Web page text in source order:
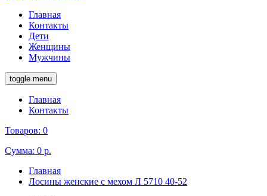
Главная
Контакты
Дети
Женщины
Мужчины
toggle menu
Главная
Контакты
Товаров: 0
Сумма: 0 р.
Главная
Лосины женские с мехом Л 5710 40-52